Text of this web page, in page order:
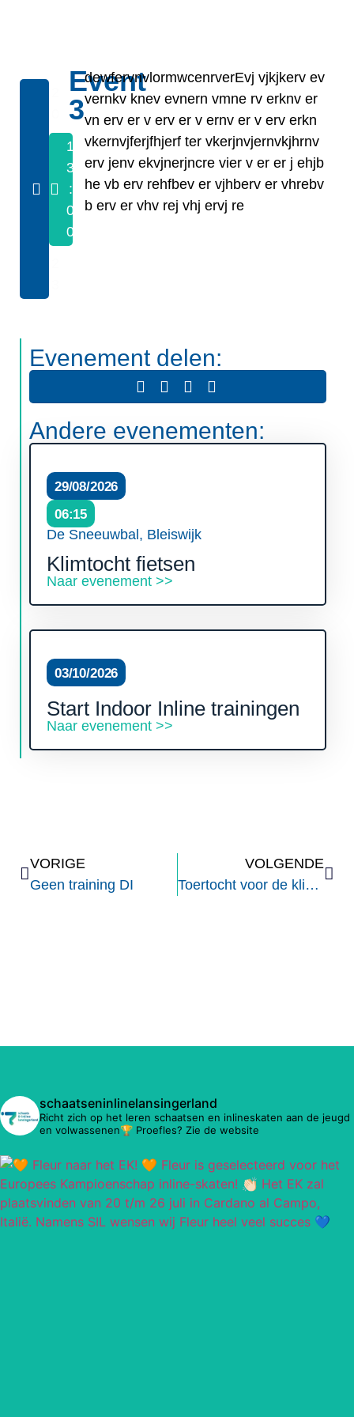
/
/
0
1
3
:
0
0
Event
3
dewfervnvlormwcenrverEvj vjkjkerv ev
vernkv knev evnern vmne rv erknv er
vn erv er v erv er v ernv er v erv erkn
vkernvjferjfhjerf ter vkerjnvjernvkjhrnv
erv jenv ekvjnerjncre vier v er er j ehjb
he vb erv rehfbev er vjhberv er vhrebv
b erv er vhv rej vhj ervj re
Evenement delen:
Andere evenementen:
29/08/2026
06:15
De Sneeuwbal, Bleiswijk
Klimtocht fietsen
Naar evenement >>
03/10/2026
Start Indoor Inline trainingen
Naar evenement >>
VORIGE
Geen training DI
VOLGENDE
Toertocht voor de klimmers van de snelle groep
schaatseninlinelansingerland
Richt zich op het leren schaatsen en inlineskaten aan de jeugd
en volwassenen🏆 Proefles? Zie de website